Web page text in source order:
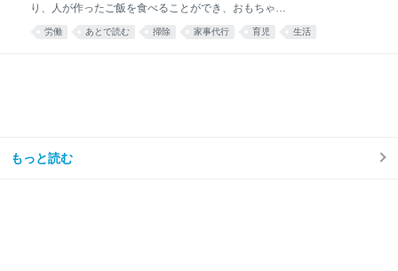
り、人が作ったご飯を食べることができ、おもちゃが
なくなり、トイレ掃除は頻度が半分くらいになった。
が1人。 毎日時間との戦い。 私は仕事終わりに家事を
楽しくテキパキとできる方ではない。ついだらけてし
労働 あとで読む 掃除 家事代行 育児 生活
もっと読む